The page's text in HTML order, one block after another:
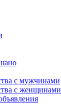
с мужчинами
с женщинами